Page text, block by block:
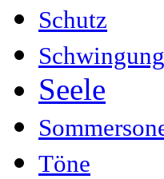
Schutz
Schwingung
Seele
Töne